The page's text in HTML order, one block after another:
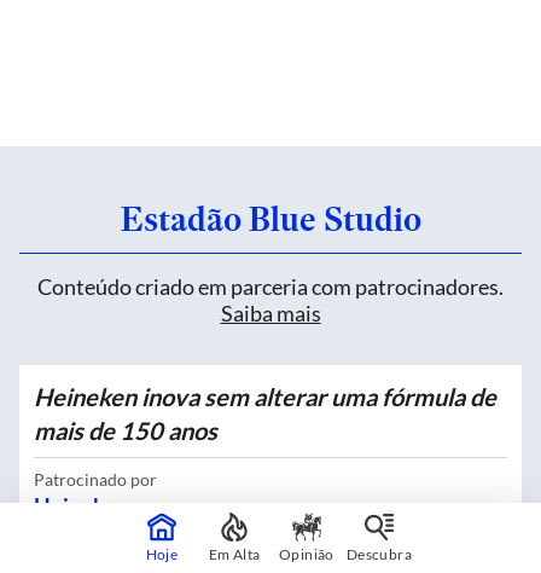
Estadão Blue Studio
Conteúdo criado em parceria com patrocinadores.
Saiba mais
Heineken inova sem alterar uma fórmula de
mais de 150 anos
Patrocinado por
Heineken
Hoje Em Alta Opinião Descubra